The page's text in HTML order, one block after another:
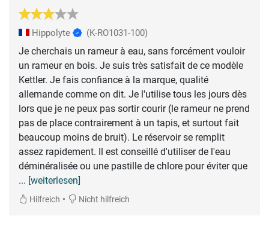
Hippolyte (K-RO1031-100)
Je cherchais un rameur à eau, sans forcément vouloir
un rameur en bois. Je suis très satisfait de ce modèle
Kettler. Je fais confiance à la marque, qualité
allemande comme on dit. Je l'utilise tous les jours dès
lors que je ne peux pas sortir courir (le rameur ne prend
pas de place contrairement à un tapis, et surtout fait
beaucoup moins de bruit). Le réservoir se remplit
assez rapidement. Il est conseillé d'utiliser de l'eau
déminéralisée ou une pastille de chlore pour éviter que
... [weiterlesen]
Hilfreich • Nicht hilfreich